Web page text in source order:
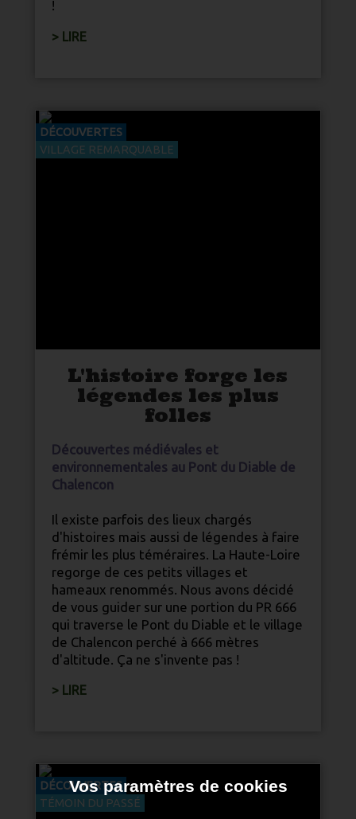
Vos paramètres de cookies
!
> LIRE
DÉCOUVERTES
VILLAGE REMARQUABLE
L'histoire forge les
légendes les plus
folles
Découvertes médiévales et
environnementales au Pont du Diable de
Chalencon
Il existe parfois des lieux chargés
d'histoires mais aussi de légendes à faire
frémir les plus téméraires. La Haute-Loire
regorge de ces petits villages et
hameaux renommés. Nous avons décidé
de vous guider sur une portion du PR 666
qui traverse le Pont du Diable et le village
de Chalencon perché à 666 mètres
d'altitude. Ça ne s'invente pas !
> LIRE
DÉCOUVERTES
TÉMOIN DU PASSÉ